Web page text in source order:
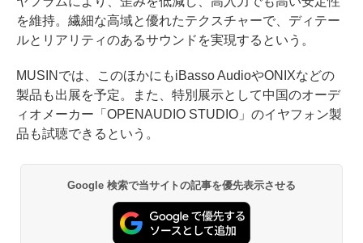
を維持。繊細な高域と優れたテクスチャーで、ディテー
ルとリアリティのあるサウンドを実現するという。
MUSINでは、このほかにもiBasso AudioやONIXなどの
製品も出展を予定。また、特別展示として中国のオーデ
ィオメーカー「OPENAUDIO STUDIO」のイヤフォン製
品も試聴できるという。
Google 検索で当サイトの記事を優先表示させる